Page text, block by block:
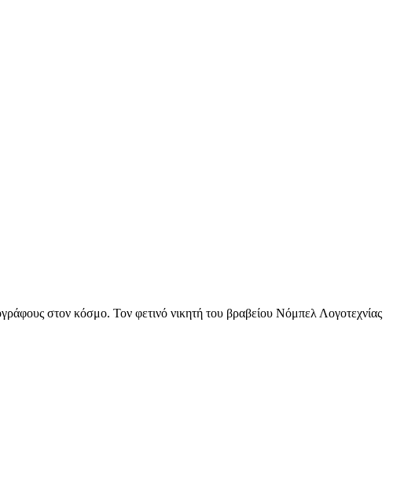
στον κόσμο. Τον φετινό νικητή του βραβείου Νόμπελ Λογοτεχνίας